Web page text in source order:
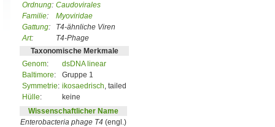
Ordnung: Caudovirales
Familie:
Myoviridae
Gattung:
T4-ähnliche Viren
Art:
T4-Phage
Taxonomische Merkmale
Genom:
dsDNA linear
Baltimore:
Gruppe 1
Symmetrie: ikosaedrisch, tailed
Hülle:
keine
Wissenschaftlicher Name
Enterobacteria phage T4 (engl.)